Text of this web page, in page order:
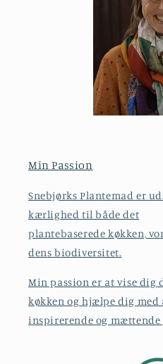
Min Passion
Snebjørks Plantemad er
kærlighed til både det
plantebaserede køkken,
dens biodiversitet.
Min passion er at vise dig
køkken og hjælpe dig
inspirerende og mættende